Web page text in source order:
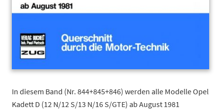
In diesem Band (Nr. 844+845+846) werden alle Modelle Opel
Kadett D (12 N/12 S/13 N/16 S/GTE) ab August 1981